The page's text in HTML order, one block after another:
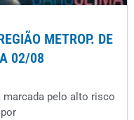
METROP. DE
02/08
marcada pelo alto risco